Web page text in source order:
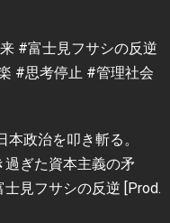
#富士見フサシの反逆
#思考停止 #管理社会
政治を叩き斬る。
ぎた資本主義の矛
見フサシの反逆 [Prod.